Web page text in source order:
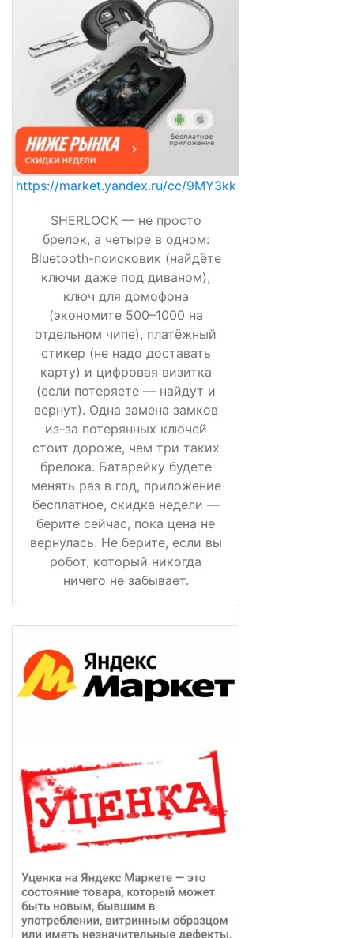
https://market.yandex.ru/cc/9MY3kk
SHERLOCK — не просто
брелок, а четыре в одном:
Bluetooth-поисковик (найдёте
ключи даже под диваном),
ключ для домофона
(экономите 500–1000 на
отдельном чипе), платёжный
стикер (не надо доставать
карту) и цифровая визитка
(если потеряете — найдут и
вернут). Одна замена замков
из-за потерянных ключей
стоит дороже, чем три таких
брелока. Батарейку будете
менять раз в год, приложение
бесплатное, скидка недели —
берите сейчас, пока цена не
вернулась. Не берите, если вы
робот, который никогда
ничего не забывает.